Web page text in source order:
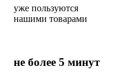
уже пользуются
нашими товарами
не более 5 минут